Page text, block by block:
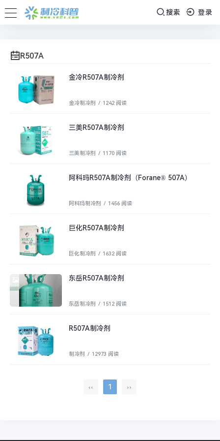
搜索 登录
R507A
金冷R507A制冷剂
金冷制冷剂 / 1242 阅读
三美R507A制冷剂
三美制冷剂 / 1170 阅读
阿科玛R507A制冷剂（Forane® 507A）
阿科玛制冷剂 / 1456 阅读
巨化R507A制冷剂
巨化制冷剂 / 1632 阅读
东岳R507A制冷剂
东岳制冷剂 / 1512 阅读
R507A制冷剂
制冷剂 / 12973 阅读
‹‹ 1 ››